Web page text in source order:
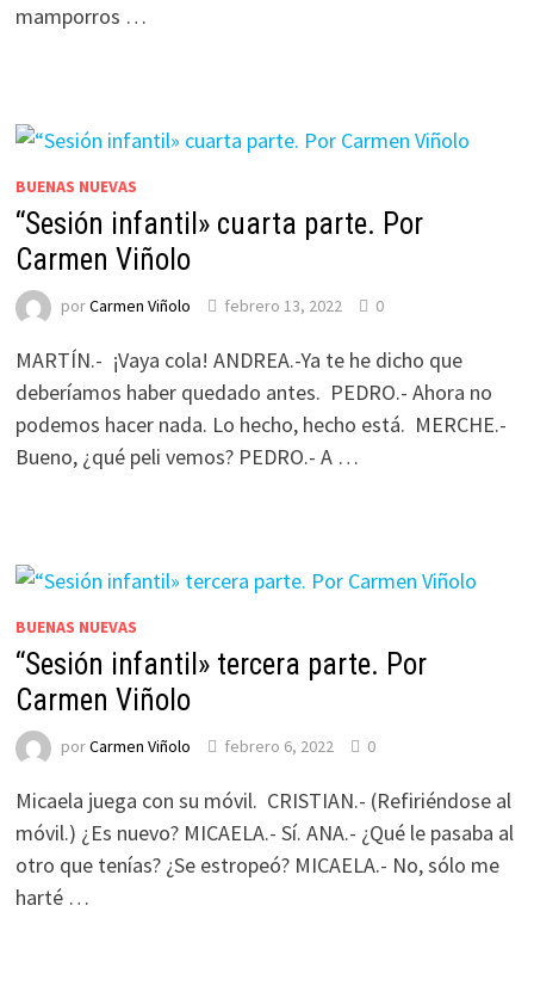
mamporros …
BUENAS NUEVAS
“Sesión infantil» cuarta parte. Por
Carmen Viñolo
porCarmen Viñolo febrero 13, 2022 0
MARTÍN.- ¡Vaya cola! ANDREA.-Ya te he dicho que
deberíamos haber quedado antes. PEDRO.- Ahora no
podemos hacer nada. Lo hecho, hecho está. MERCHE.-
Bueno, ¿qué peli vemos? PEDRO.- A …
BUENAS NUEVAS
“Sesión infantil» tercera parte. Por
Carmen Viñolo
porCarmen Viñolo febrero 6, 2022 0
Micaela juega con su móvil. CRISTIAN.- (Refiriéndose al
móvil.) ¿Es nuevo? MICAELA.- Sí. ANA.- ¿Qué le pasaba al
otro que tenías? ¿Se estropeó? MICAELA.- No, sólo me
harté …